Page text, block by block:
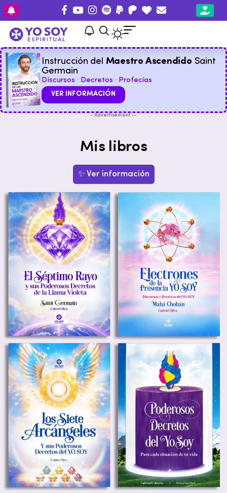
Instrucción del Maestro Ascendido Saint
Germain
Discursos · Decretos · Profecías
VER INFORMACIÓN
- Advertisement --
Mis libros
✨ Ver información